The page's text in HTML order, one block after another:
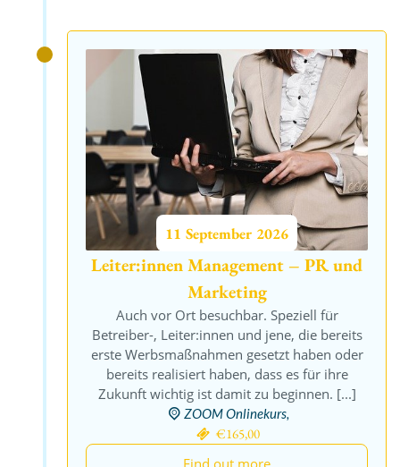
11 September 2026
Leiter:innen Management – PR und
Marketing
Auch vor Ort besuchbar. Speziell für
Betreiber-, Leiter:innen und jene, die bereits
erste Werbsmaßnahmen gesetzt haben oder
bereits realisiert haben, dass es für ihre
Zukunft wichtig ist damit zu beginnen. [...]
ZOOM Onlinekurs,
€165,00
Find out more